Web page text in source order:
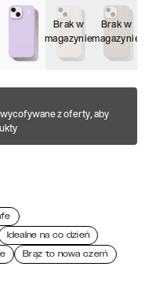
Brak w
magazynie
Brak w
magazynie
z oferty, aby
Idealne na co dzień
Brąz to nowa czerń